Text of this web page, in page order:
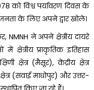
को विश्व पर्यावरण दिवस के
के लिए अपने द्वार खोले।
ने अपने क्षेत्रीय दायरे
प्राकृतिक इतिहास
क्षेत्र (मैसूर), केंद्रीय क्षेत्र
(सवाई माधोपुर) और उत्तर-